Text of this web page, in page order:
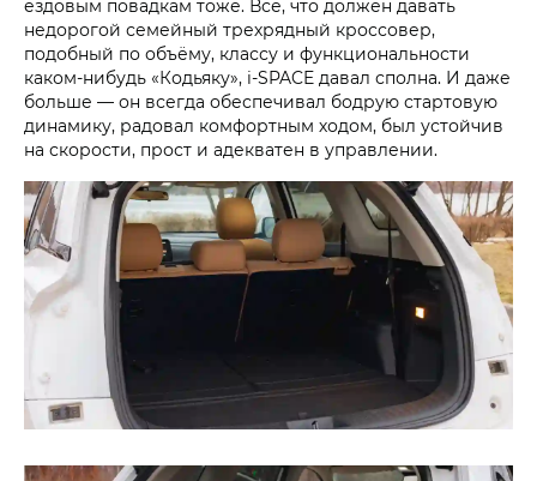
ездовым повадкам тоже. Всё, что должен давать
недорогой семейный трехрядный кроссовер,
подобный по объёму, классу и функциональности
каком-нибудь «Кодьяку», i‑SPACE давал сполна. И даже
больше — он всегда обеспечивал бодрую стартовую
динамику, радовал комфортным ходом, был устойчив
на скорости, прост и адекватен в управлении.